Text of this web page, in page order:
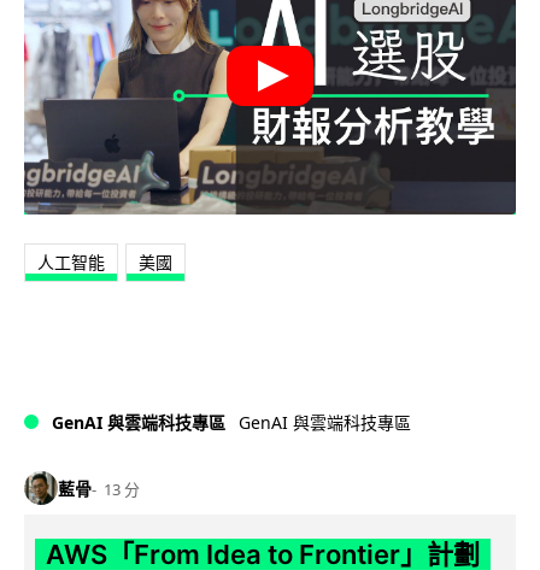
人工智能 美國
GenAI 與雲端科技專區 GenAI 與雲端科技專區
藍骨 13 分
AWS「From Idea to Frontier」計劃